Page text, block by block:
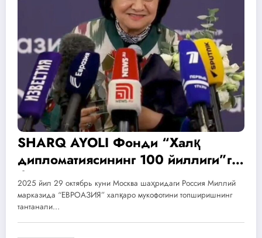
SHARQ AYOLI Фонди “Халқ
дипломатиясининг 100 йиллиги”га
бағишланган махсус номинация
бўйича “ЕВРОАЗИЯ” халқаро
мукофотининг ғолиби деб
топилди!
2025 йил 29 октябрь куни Москва шаҳридаги Россия Миллий
марказида “ЕВРОАЗИЯ” халқаро мукофотини топширишнинг
тантанали…